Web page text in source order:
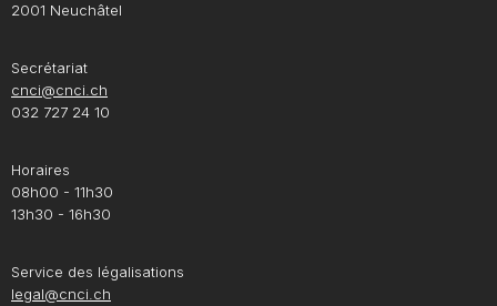
2001 Neuchâtel
Secrétariat
cnci@cnci.ch
032 727 24 10
Horaires
08h00 - 11h30
13h30 - 16h30
Service des légalisations
legal@cnci.ch